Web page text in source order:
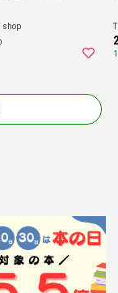
shop